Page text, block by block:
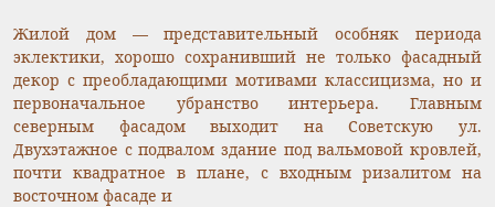
Жилой дом — представительный особняк периода
эклектики, хорошо сохранивший не только фасадный
декор с преобладающими мотивами классицизма, но и
первоначальное убранство интерьера. Главным
северным фасадом выходит на Советскую ул.
Двухэтажное с подвалом здание под вальмовой кровлей,
почти квадратное в плане, с входным ризалитом на
восточном фасаде и